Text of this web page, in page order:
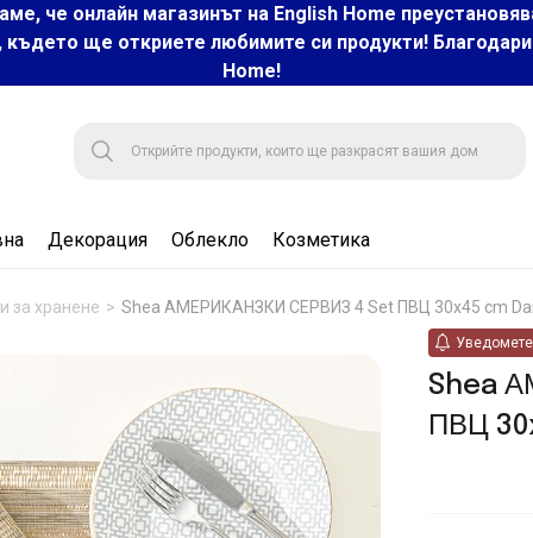
че онлайн магазинът на English Home
ще откриете любимите си продукти!
Home!
Декорация Облекло Козметика
за хранене Shea АМЕРИКАНЗКИ СЕРВИЗ 4 Set ПВЦ 30x45 cm
Уведомете
Shea
ПВЦ